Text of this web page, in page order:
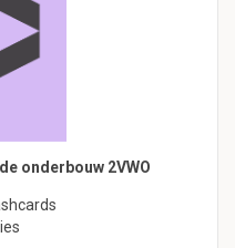
onderbouw 2VWO